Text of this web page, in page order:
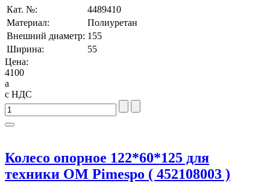
Кат. №:
4489410
Материал:
Полиуретан
Внешний диаметр: 155
Ширина:
55
Цена:
4100
a
с НДС
Колесо опорное 122*60*125 для
техники OM Pimespo ( 452108003 )